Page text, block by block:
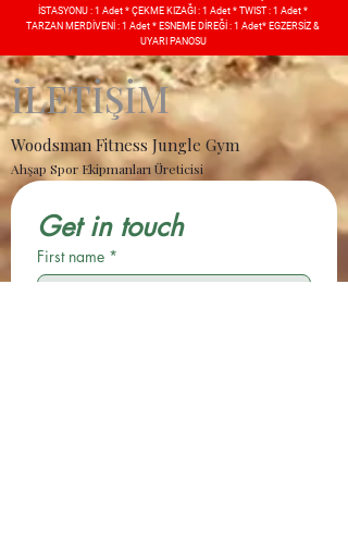
İSTASYONU : 1 Adet * ÇEKME KIZAĞI : 1 Adet * TWIST : 1 Adet *
TARZAN MERDİVENİ : 1 Adet * ESNEME DİREĞİ : 1 Adet* EGZERSİZ &
UYARI PANOSU
İLETİŞİM
Woodsman Fitness Jungle Gym
Ahşap Spor Ekipmanları Üreticisi
Get in touch
First name *